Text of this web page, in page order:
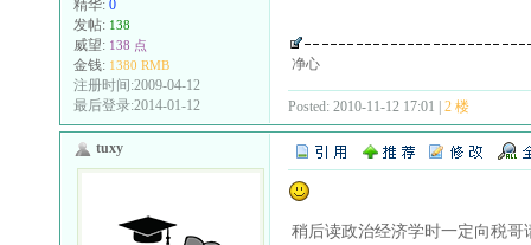
精华: 0
发帖: 138
威望: 138 点
金钱: 1380 RMB
注册时间:2009-04-12
最后登录:2014-01-12
净心
Posted: 2010-11-12 17:01 | 2 楼
tuxy
稍后读政治经济学时一定向税哥